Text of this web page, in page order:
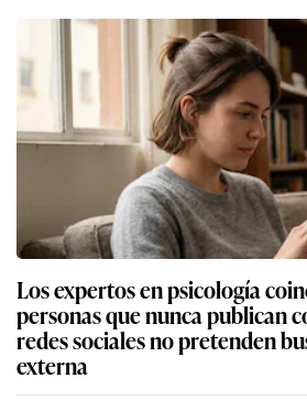
Los expertos en psicología
personas que nunca publican
redes sociales no pretenden
externa